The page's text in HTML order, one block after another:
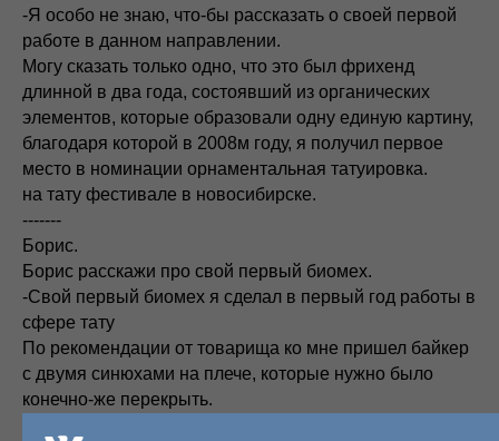
-Я особо не знаю, что-бы рассказать о своей первой
работе в данном направлении.
Могу сказать только одно, что это был фрихенд
длинной в два года, состоявший из органических
элементов, которые образовали одну единую картину,
благодаря которой в 2008м году, я получил первое
место в номинации орнаментальная татуировка.
на тату фестивале в новосибирске.
-------
Борис.
Борис расскажи про свой первый биомех.
-Свой первый биомех я сделал в первый год работы в
сфере тату
По рекомендации от товарища ко мне пришел байкер
с двумя синюхами на плече, которые нужно было
конечно-же перекрыть.